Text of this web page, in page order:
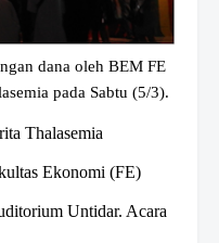
dana oleh BEM FE
pada Sabtu (5/3).
Thalasemia
Ekonomi (FE)
Untidar. Acara